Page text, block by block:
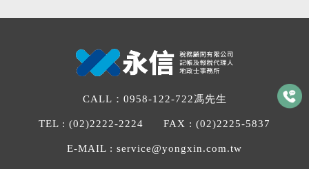
CALL： 0958-122-722馮先生
TEL : (02)2222-2224 FAX : (02)2225-5837
E-MAIL : service@yongxin.com.tw